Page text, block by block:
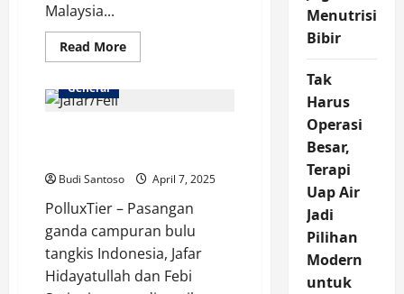
Malaysia...
Read MoreRead
more
Malaysia
General
Budi Santoso April 7, 2025
PolluxTier – Pasangan
ganda campuran bulu
tangkis Indonesia, Jafar
Hidayatullah dan Febi
Menutrisi
Bibir
Tak
Harus
Operasi
Besar,
Terapi
Uap Air
Jadi
Pilihan
Modern
untuk